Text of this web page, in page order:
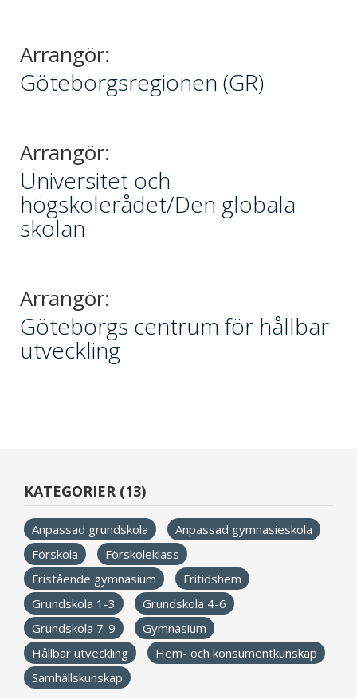
Arrangör:
Göteborgsregionen (GR)
Arrangör:
Universitet och
högskolerådet/Den globala
skolan
Arrangör:
Göteborgs centrum för hållbar
utveckling
KATEGORIER (13)
Anpassad grundskola
Anpassad gymnasieskola
Förskola
Förskoleklass
Fristående gymnasium
Fritidshem
Grundskola 1-3
Grundskola 4-6
Grundskola 7-9
Gymnasium
Hållbar utveckling
Hem- och konsumentkunskap
Samhällskunskap